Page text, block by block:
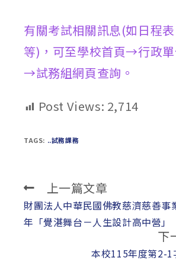
有關考試相關訊息(如日程
等)，可至學校首頁→行政
→試務組網頁查詢。
Post Views: 2,714
TAGS: ..試務課務
Read
more
articles
上一篇文章
財團法人中華民國佛教慈濟慈善事
年「覺湛舞台－人生設計高中營」
下
本校115年度第2-1